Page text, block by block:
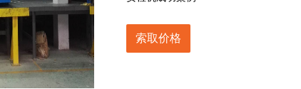
索取价格